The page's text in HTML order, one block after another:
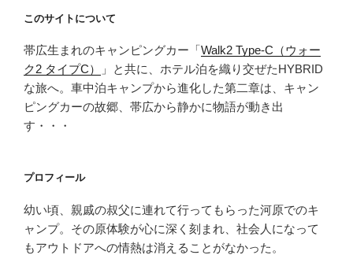
このサイトについて
帯広生まれのキャンピングカー「Walk2 Type‑C（ウォー
ク2 タイプC）
」と共に、ホテル泊を織り交ぜたHYBRID
な旅へ。車中泊キャンプから進化した第二章は、キャン
ピングカーの故郷、帯広から静かに物語が動き出
す・・・
プロフィール
幼い頃、親戚の叔父に連れて行ってもらった河原でのキ
ャンプ。その原体験が心に深く刻まれ、社会人になって
もアウトドアへの情熱は消えることがなかった。